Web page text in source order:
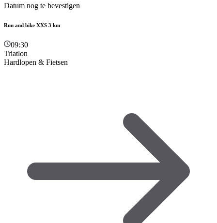
Datum nog te bevestigen
Run and bike XXS 3 km
09:30
Triatlon
Hardlopen & Fietsen